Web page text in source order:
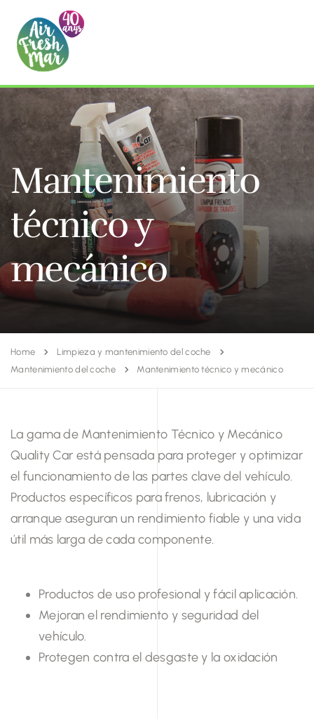
Mantenimiento
técnico y
mecánico
Home
Limpieza y mantenimiento del coche
Mantenimiento del coche
Mantenimiento técnico y mecánico
La gama de Mantenimiento Técnico y Mecánico
Quality Car está pensada para proteger y optimizar
el funcionamiento de las partes clave del vehículo.
Productos específicos para frenos, lubricación y
arranque aseguran un rendimiento fiable y una vida
útil más larga de cada componente.
Productos de uso profesional y fácil aplicación.
Mejoran el rendimiento y seguridad del
vehículo.
Protegen contra el desgaste y la oxidación